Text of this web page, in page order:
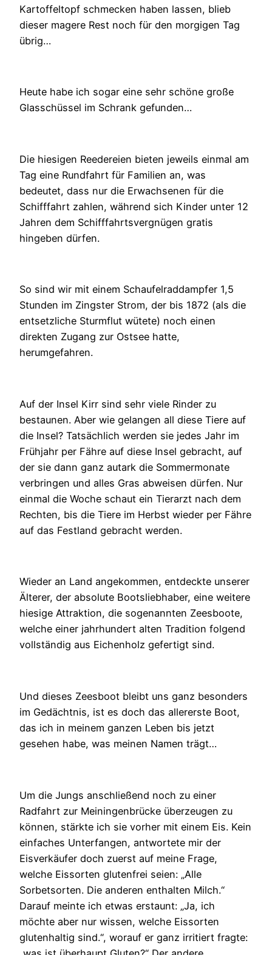
Kartoffeltopf schmecken haben lassen, blieb
dieser magere Rest noch für den morgigen Tag
übrig…
Heute habe ich sogar eine sehr schöne große
Glasschüssel im Schrank gefunden…
Die hiesigen Reedereien bieten jeweils einmal am
Tag eine Rundfahrt für Familien an, was
bedeutet, dass nur die Erwachsenen für die
Schifffahrt zahlen, während sich Kinder unter 12
Jahren dem Schifffahrtsvergnügen gratis
hingeben dürfen.
So sind wir mit einem Schaufelraddampfer 1,5
Stunden im Zingster Strom, der bis 1872 (als die
entsetzliche Sturmflut wütete) noch einen
direkten Zugang zur Ostsee hatte,
herumgefahren.
Auf der Insel Kirr sind sehr viele Rinder zu
bestaunen. Aber wie gelangen all diese Tiere auf
die Insel? Tatsächlich werden sie jedes Jahr im
Frühjahr per Fähre auf diese Insel gebracht, auf
der sie dann ganz autark die Sommermonate
verbringen und alles Gras abweisen dürfen. Nur
einmal die Woche schaut ein Tierarzt nach dem
Rechten, bis die Tiere im Herbst wieder per Fähre
auf das Festland gebracht werden.
Wieder an Land angekommen, entdeckte unserer
Älterer, der absolute Bootsliebhaber, eine weitere
hiesige Attraktion, die sogenannten Zeesboote,
welche einer jahrhundert alten Tradition folgend
vollständig aus Eichenholz gefertigt sind.
Und dieses Zeesboot bleibt uns ganz besonders
im Gedächtnis, ist es doch das allererste Boot,
das ich in meinem ganzen Leben bis jetzt
gesehen habe, was meinen Namen trägt…
Um die Jungs anschließend noch zu einer
Radfahrt zur Meiningenbrücke überzeugen zu
können, stärkte ich sie vorher mit einem Eis. Kein
einfaches Unterfangen, antwortete mir der
Eisverkäufer doch zuerst auf meine Frage,
welche Eissorten glutenfrei seien: „Alle
Sorbetsorten. Die anderen enthalten Milch.“
Darauf meinte ich etwas erstaunt: „Ja, ich
möchte aber nur wissen, welche Eissorten
glutenhaltig sind.“, worauf er ganz irritiert fragte: